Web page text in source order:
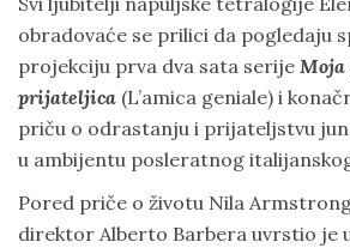
obradovaće se prilici da pogledaju
projekciju prva dva sata serije Moja
prijateljica (L’amica geniale) i
priču o odrastanju i prijateljstvu
u ambijentu posleratnog
Pored priče o životu Nila
direktor Alberto Barbera uvrstio je